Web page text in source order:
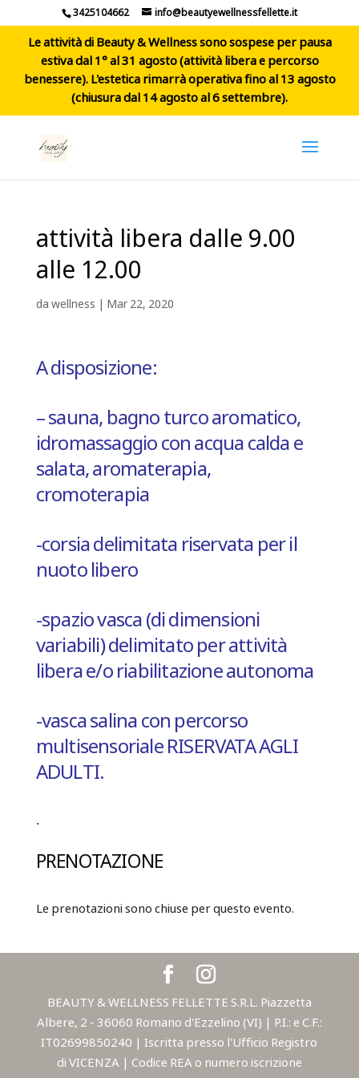
3425104662 info@beautyewellnessfellette.it
Le attività di Beauty & Wellness sono sospese per pausa
estiva dal 1° al 31 agosto (attività libera e percorso
benessere). L'estetica rimarrà operativa fino al 13 agosto
(chiusura dal 14 agosto al 6 settembre).
attività libera dalle 9.00
alle 12.00
dawellness | Mar 22, 2020
A disposizione:
– sauna, bagno turco aromatico,
idromassaggio con acqua calda e
salata, aromaterapia,
cromoterapia
-corsia delimitata riservata per il
nuoto libero
-spazio vasca (di dimensioni
variabili) delimitato perattività
libera e/o riabilitazione autonoma
-vasca salina con percorso
multisensorialeRISERVATA AGLI
ADULTI.
.
PRENOTAZIONE
Le prenotazioni sono chiuse per questo evento.
BEAUTY & WELLNESS FELLETTE S.R.L. Piazzetta
Albere, 2 - 36060 Romano d'Ezzelino (VI) | P.I.: e C.F.:
IT02699850240 | Iscritta presso l'Ufficio Registro
di VICENZA | Codice REA o numero iscrizione